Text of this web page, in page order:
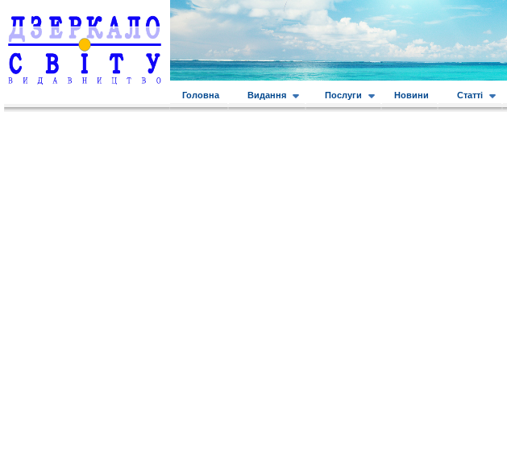
Головна Видання Послуги Новини Статті